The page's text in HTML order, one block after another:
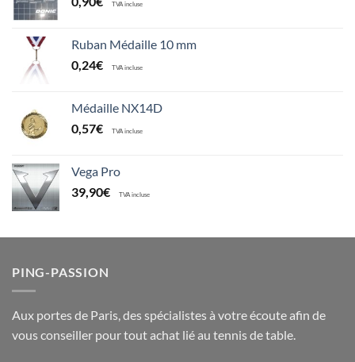
TVA incluse
Ruban Médaille 10 mm
0,24€ TVA incluse
Médaille NX14D
0,57€ TVA incluse
Vega Pro
39,90€ TVA incluse
PING-PASSION
Aux portes de Paris, des spécialistes à votre écoute afin de
vous conseiller pour tout achat lié au tennis de table.